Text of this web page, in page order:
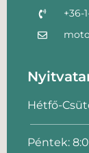
+36-
Hétfő-
Péntek: